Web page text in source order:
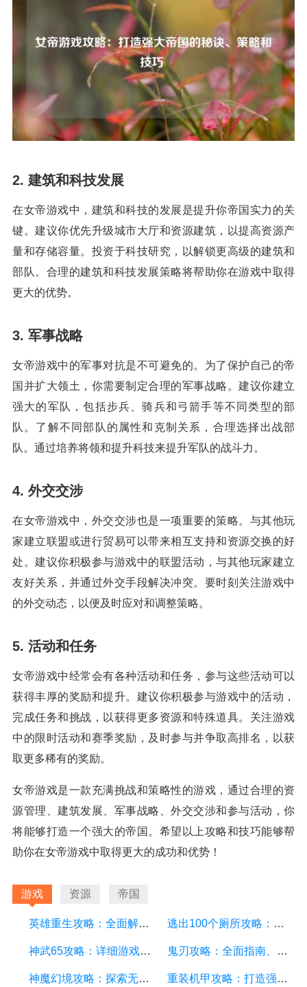
2. 建筑和科技发展
在女帝游戏中，建筑和科技的发展是提升你帝国实力的关
键。建议你优先升级城市大厅和资源建筑，以提高资源产
量和存储容量。投资于科技研究，以解锁更高级的建筑和
部队。合理的建筑和科技发展策略将帮助你在游戏中取得
更大的优势。
3. 军事战略
女帝游戏中的军事对抗是不可避免的。为了保护自己的帝
国并扩大领土，你需要制定合理的军事战略。建议你建立
强大的军队，包括步兵、骑兵和弓箭手等不同类型的部
队。了解不同部队的属性和克制关系，合理选择出战部
队。通过培养将领和提升科技来提升军队的战斗力。
4. 外交交涉
在女帝游戏中，外交交涉也是一项重要的策略。与其他玩
家建立联盟或进行贸易可以带来相互支持和资源交换的好
处。建议你积极参与游戏中的联盟活动，与其他玩家建立
友好关系，并通过外交手段解决冲突。要时刻关注游戏中
的外交动态，以便及时应对和调整策略。
5. 活动和任务
女帝游戏中经常会有各种活动和任务，参与这些活动可以
获得丰厚的奖励和提升。建议你积极参与游戏中的活动，
完成任务和挑战，以获得更多资源和特殊道具。关注游戏
中的限时活动和赛季奖励，及时参与并争取高排名，以获
取更多稀有的奖励。
女帝游戏是一款充满挑战和策略性的游戏，通过合理的资
源管理、建筑发展、军事战略、外交交涉和参与活动，你
将能够打造一个强大的帝国。希望以上攻略和技巧能够帮
助你在女帝游戏中取得更大的成功和优势！
游戏 资源 帝国
英雄重生攻略：全面解析游戏中的技巧和策略 逃出100个厕所攻略：详细游戏攻略方面的描述
神武65攻略：详细游戏攻略方面的描述 鬼刃攻略：全面指南、技巧和秘籍，助你成为顶尖玩家
神魔幻境攻略：探索无尽的魔幻世界，成为顶尖玩家 重装机甲攻略：打造强大机甲，征服战场的终极指南